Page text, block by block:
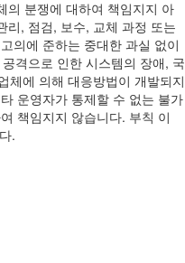
의 분쟁에 대하여 책임지지 아
, 점검, 보수, 교체 과정 또는
의에 준하는 중대한 과실 없이
격으로 인한 시스템의 장애, 국
체에 의해 대응방법이 개발되지
운영자가 통제할 수 없는 불가
책임지지 않습니다. 부칙 이
.